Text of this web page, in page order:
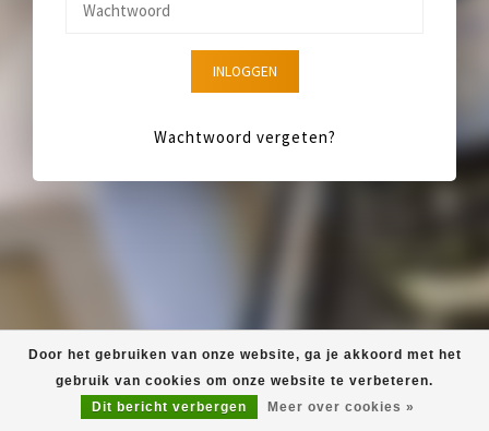
INLOGGEN
Wachtwoord vergeten?
Door het gebruiken van onze website, ga je akkoord met het
gebruik van cookies om onze website te verbeteren.
Dit bericht verbergen
Meer over cookies »